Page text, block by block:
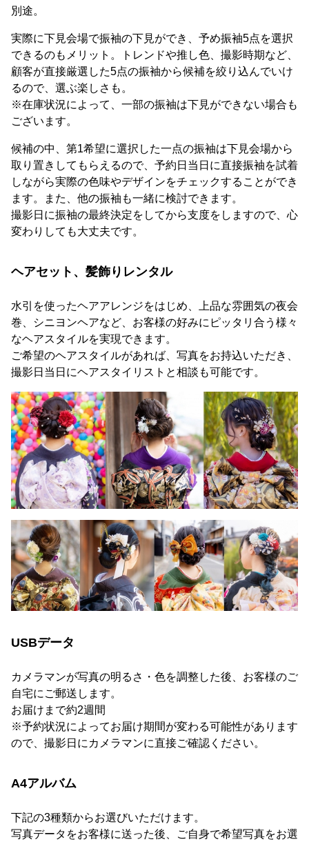
別途。
実際に下見会場で振袖の下見ができ、予め振袖5点を選択
できるのもメリット。トレンドや推し色、撮影時期など、
顧客が直接厳選した5点の振袖から候補を絞り込んでいけ
るので、選ぶ楽しさも。
※在庫状況によって、一部の振袖は下見ができない場合も
ございます。
候補の中、第1希望に選択した一点の振袖は下見会場から
取り置きしてもらえるので、予約日当日に直接振袖を試着
しながら実際の色味やデザインをチェックすることができ
ます。また、他の振袖も一緒に検討できます。
撮影日に振袖の最終決定をしてから支度をしますので、心
変わりしても大丈夫です。
ヘアセット、髪飾りレンタル
水引を使ったヘアアレンジをはじめ、上品な雰囲気の夜会
巻、シニヨンヘアなど、お客様の好みにピッタリ合う様々
なヘアスタイルを実現できます。
ご希望のヘアスタイルがあれば、写真をお持込いただき、
撮影日当日にヘアスタイリストと相談も可能です。
USBデータ
カメラマンが写真の明るさ・色を調整した後、お客様のご
自宅にご郵送します。
お届けまで約2週間
※予約状況によってお届け期間が変わる可能性があります
ので、撮影日にカメラマンに直接ご確認ください。
A4アルバム
下記の3種類からお選びいただけます。
写真データをお客様に送った後、ご自身で希望写真をお選